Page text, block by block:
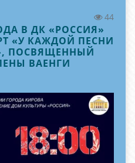
44
В ДК «РОССИЯ»
«У КАЖДОЙ ПЕСНИ
ПОСВЯЩЕННЫЙ
ВАЕНГИ